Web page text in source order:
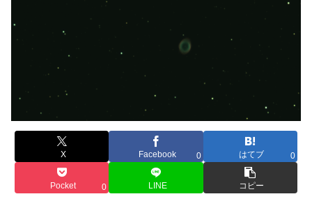
X Facebook 0 はてブ 0
Pocket 0 LINE コピー